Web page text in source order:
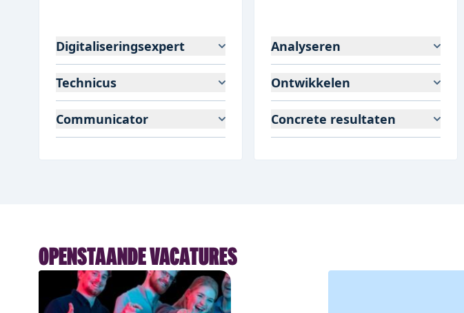
Digitaliseringsexpert
Technicus
Communicator
Analyseren
Ontwikkelen
Concrete resultaten
OPENSTAANDE VACATURES